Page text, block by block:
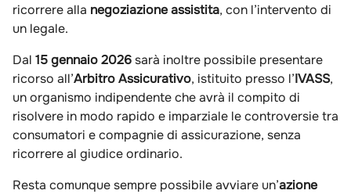
ricorrere alla negoziazione assistita, con l’intervento di
un legale.
Dal 15 gennaio 2026 sarà inoltre possibile presentare
ricorso all’Arbitro Assicurativo, istituito presso l’IVASS,
un organismo indipendente che avrà il compito di
risolvere in modo rapido e imparziale le controversie tra
consumatori e compagnie di assicurazione, senza
ricorrere al giudice ordinario.
Resta comunque sempre possibile avviare un’azione